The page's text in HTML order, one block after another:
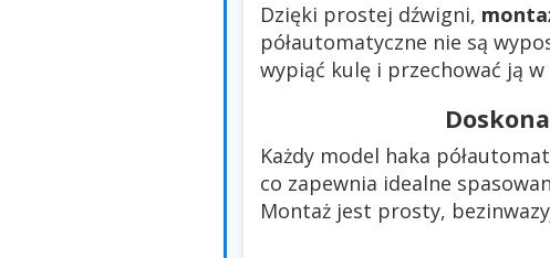
Dzięki prostej dźwigni,
półautomatyczne nie są
wypiąć kulę i przechować ją
Każdy model haka
co zapewnia idealne
Montaż jest prosty,